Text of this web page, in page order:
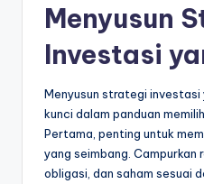
Menyusun
Investasi
Menyusun strategi
kunci dalam panduan
Pertama, penting untuk
yang seimbang. Campurkan
obligasi, dan saham sesuai